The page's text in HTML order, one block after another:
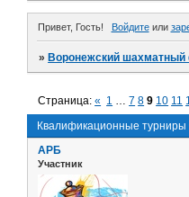
Привет, Гость! Войдитеили
»Воронежский
Квалификационные
Страница:« 1 … 7 8 9 10 11
АРБ
Участник